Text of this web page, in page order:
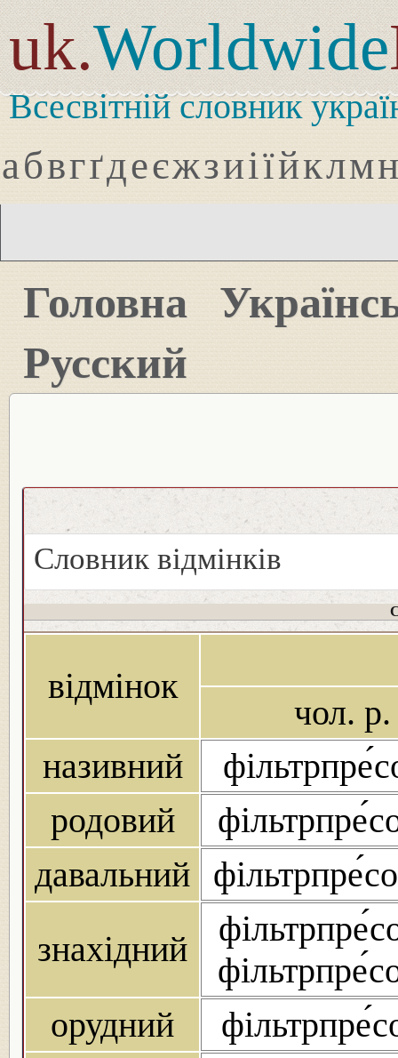
uk.Worldwide
Всесвітній словник
абвгґдеєжзиіїйклмн
Головна
Русский
Словник відмінків
відмінок
чол. р.
називний
родовий
давальний
знахідний
орудний